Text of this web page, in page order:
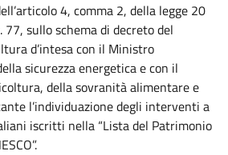
4, comma 2, della legge 20
sullo schema di decreto del
d’intesa con il Ministro
sicurezza energetica e con il
della sovranità alimentare e
l’individuazione degli interventi a
iscritti nella “Lista del Patrimonio